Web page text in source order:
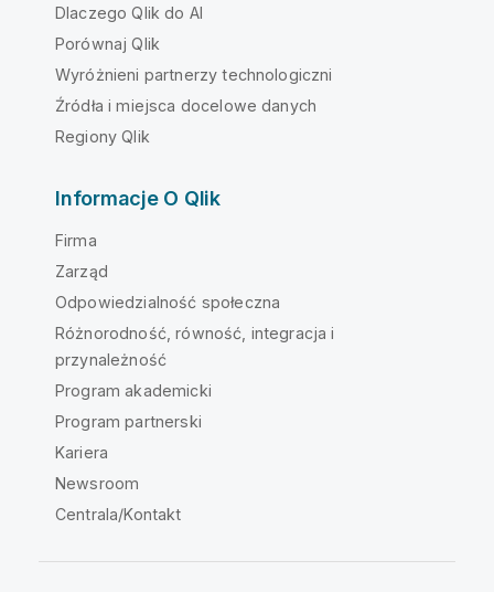
Dlaczego Qlik do AI
Porównaj Qlik
Wyróżnieni partnerzy technologiczni
Źródła i miejsca docelowe danych
Regiony Qlik
Informacje O Qlik
Firma
Zarząd
Odpowiedzialność społeczna
Różnorodność, równość, integracja i
przynależność
Program akademicki
Program partnerski
Kariera
Newsroom
Centrala/Kontakt